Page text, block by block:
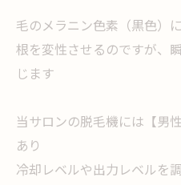
毛のメラニン色素（黒色）
根を変性させるのですが、
じます
当サロンの脱毛機には【男
あり
冷却レベルや出力レベルを